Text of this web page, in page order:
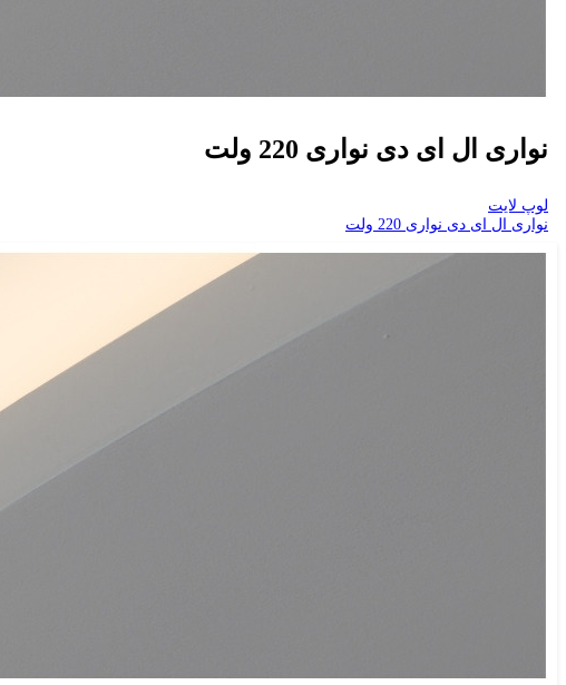
نواری ال ای دی نواری 220 ولت
لوپ لایت
نواری ال ای دی نواری 220 ولت